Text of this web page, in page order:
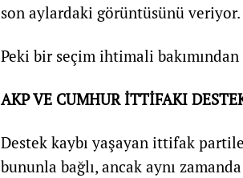
son aylardaki görüntüsünü veriyor.
Peki bir seçim ihtimali
AKP VE CUMHUR İTTİFAKI
Destek kaybı yaşayan ittifak
bununla bağlı, ancak aynı